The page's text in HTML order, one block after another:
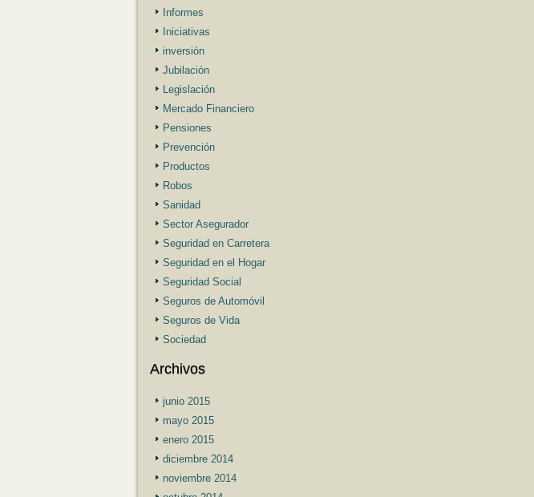
Informes
Iniciativas
inversión
Jubilación
Legislación
Mercado Financiero
Pensiones
Prevención
Productos
Robos
Sanidad
Sector Asegurador
Seguridad en Carretera
Seguridad en el Hogar
Seguridad Social
Seguros de Automóvil
Seguros de Vida
Sociedad
Archivos
junio 2015
mayo 2015
enero 2015
diciembre 2014
noviembre 2014